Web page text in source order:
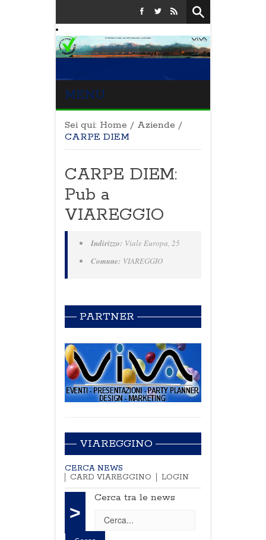
MENU
Sei qui: Home / Aziende /
CARPE DIEM
CARPE DIEM:
Pub a
VIAREGGIO
Indirizzo: Viale Europa, 25
Comune: VIAREGGIO
PARTNER
VIAREGGINO
CERCA NEWS
CARD VIAREGGINO
LOGIN
>
Cerca tra le news